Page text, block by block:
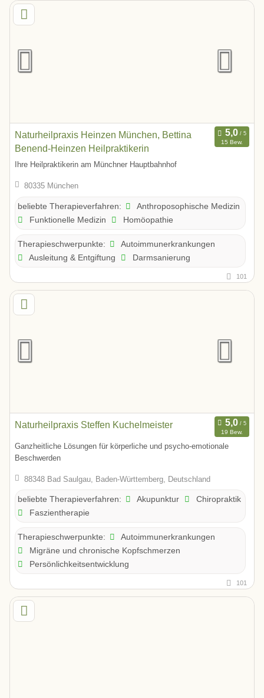
Naturheilpraxis Heinzen München, Bettina
Benend-Heinzen Heilpraktikerin
15 Bew.
Ihre Heilpraktikerin am Münchner Hauptbahnhof
80335 München
beliebte Therapieverfahren:
Anthroposophische Medizin
Funktionelle Medizin
Homöopathie
Therapieschwerpunkte:
Autoimmunerkrankungen
Ausleitung & Entgiftung
Darmsanierung
101
Naturheilpraxis Steffen Kuchelmeister
19 Bew.
Ganzheitliche Lösungen für körperliche und psycho-emotionale
Beschwerden
88348 Bad Saulgau, Baden-Württemberg, Deutschland
beliebte Therapieverfahren: Akupunktur
Chiropraktik
Faszientherapie
Therapieschwerpunkte:
Autoimmunerkrankungen
Migräne und chronische Kopfschmerzen
Persönlichkeitsentwicklung
101